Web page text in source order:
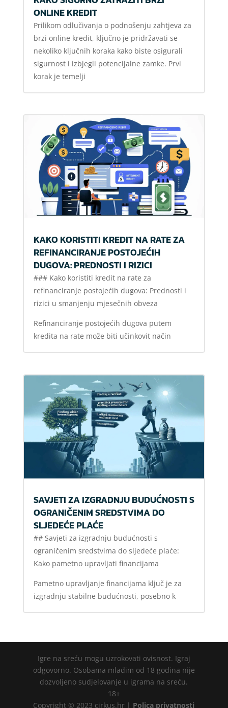
ONLINE KREDIT
Prilikom odlučivanja o podnošenju zahtjeva za
brzi online kredit, ključno je pridržavati se
nekoliko ključnih koraka kako biste osigurali
sigurnost i izbjegli potencijalne zamke. Prvi
korak je temelji
KAKO KORISTITI KREDIT NA RATE ZA
REFINANCIRANJE POSTOJEĆIH
DUGOVA: PREDNOSTI I RIZICI
### Kako koristiti kredit na rate za
refinanciranje postojećih dugova: Prednosti i
rizici u smanjenju mjesečnih obveza
Refinanciranje postojećih dugova putem
kredita na rate može biti učinkovit način
SAVJETI ZA IZGRADNJU BUDUĆNOSTI S
OGRANIČENIM SREDSTVIMA DO
SLJEDEĆE PLAĆE
## Savjeti za izgradnju budućnosti s
ograničenim sredstvima do sljedeće plaće:
Kako pametno upravljati financijama
Pametno upravljanje financijama ključ je za
izgradnju stabilne budućnosti, posebno k
Igre na sreću mogu uzrokovati ovisnost. Igraj
odgovorno. Osobama mlađim od 18 godina nije
dozvoljeno sudjelovanje u igrama na sreću.
18+
Copyright © 2023 cirkus.hr | Polica privatnosti